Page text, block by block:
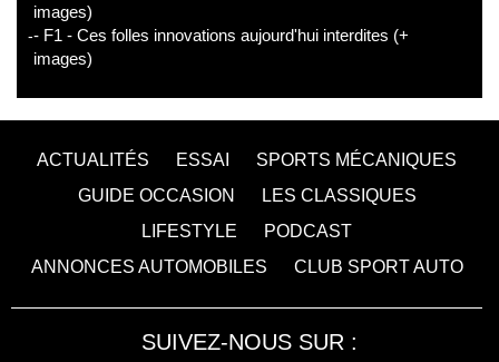
images)
- F1 - Ces folles innovations aujourd'hui interdites (+
images)
ACTUALITÉS ESSAI
SPORTS MÉCANIQUES
GUIDE OCCASION
LES CLASSIQUES
LIFESTYLE
PODCAST
ANNONCES AUTOMOBILES
CLUB SPORT AUTO
SUIVEZ-NOUS SUR :